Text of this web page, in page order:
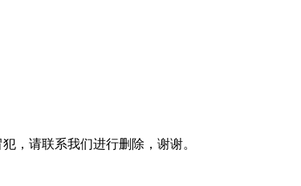
，请联系我们进行删除，谢谢。